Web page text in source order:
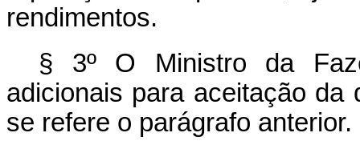
rendimentos.
§ 3º O Ministro da
adicionais para aceitação da
se refere o parágrafo anterior.